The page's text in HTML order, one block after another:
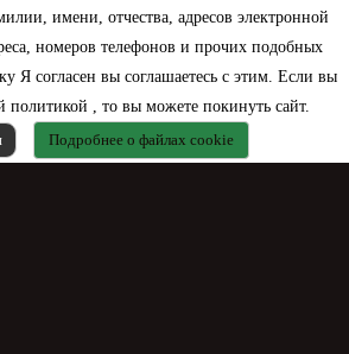
имени, отчества, адресов электронной
номеров телефонов и прочих подобных
Я согласен вы соглашаетесь с этим. Если вы
политикой , то вы можете покинуть сайт.
Подробнее о файлах cookie